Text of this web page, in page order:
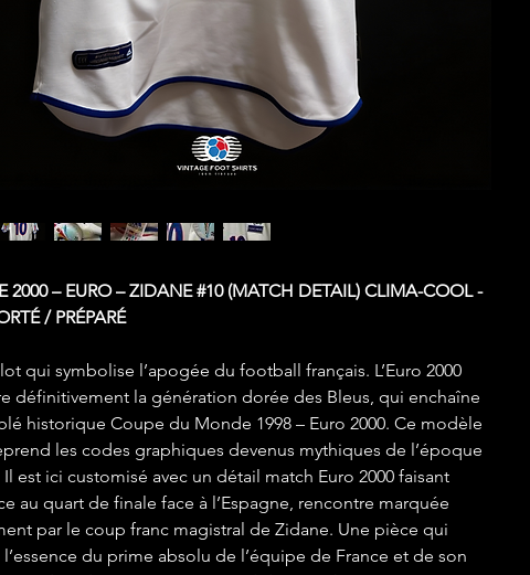
2000 – EURO – ZIDANE #10 (MATCH DETAIL) CLIMA-COOL -
/ PRÉPARÉ
qui symbolise l’apogée du football français. L’Euro 2000
définitivement la génération dorée des Bleus, qui enchaîne
historique Coupe du Monde 1998 – Euro 2000. Ce modèle
les codes graphiques devenus mythiques de l’époque
est ici customisé avec un détail match Euro 2000 faisant
au quart de finale face à l’Espagne, rencontre marquée
par le coup franc magistral de Zidane. Une pièce qui
du prime absolu de l’équipe de France et de son